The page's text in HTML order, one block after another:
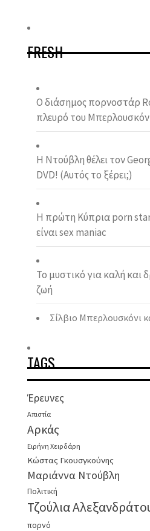
FRESH
Ο διάσημος πορνοστάρ
πλευρό του
Η Ντούβλη θέλει τον
DVD! (Αυτός το ξέρει;)
Η πρώτη Κύπρια porn star
είναι sex maniac
To μυστικό για καλή και
ζωή
Σίλβιο Μπερλουσκόνι
TAGS
Έρευνες
Απιστία
Αρκάς
Ειρήνη Χειρδάρη
Κώστας Γκουσγκούνης
Μαριάννα Ντούβλη
Πολιτική
Τζούλια
πορνό